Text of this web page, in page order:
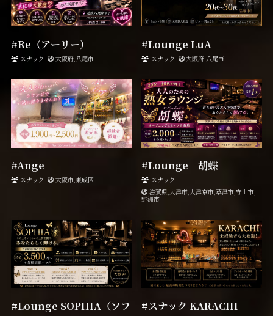
#Re（アーリー）
スナック 大阪府,八尾市
#Lounge LuA
スナック 大阪府,八尾市
#Ange
スナック 大阪市,東成区
#Lounge 胡蝶
スナック
滋賀県,大津市,大津京市,草津市,守山市,
野洲市
#Lounge SOPHIA（ソフ
#スナック KARACHI